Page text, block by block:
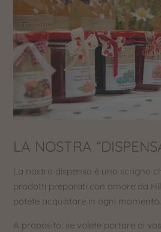
LA NOSTRA
La nostra dispensa è uno scrigno
prodotti preparati con amore da
potete acquistare in ogni momento.
A proposito: se volete portare ai